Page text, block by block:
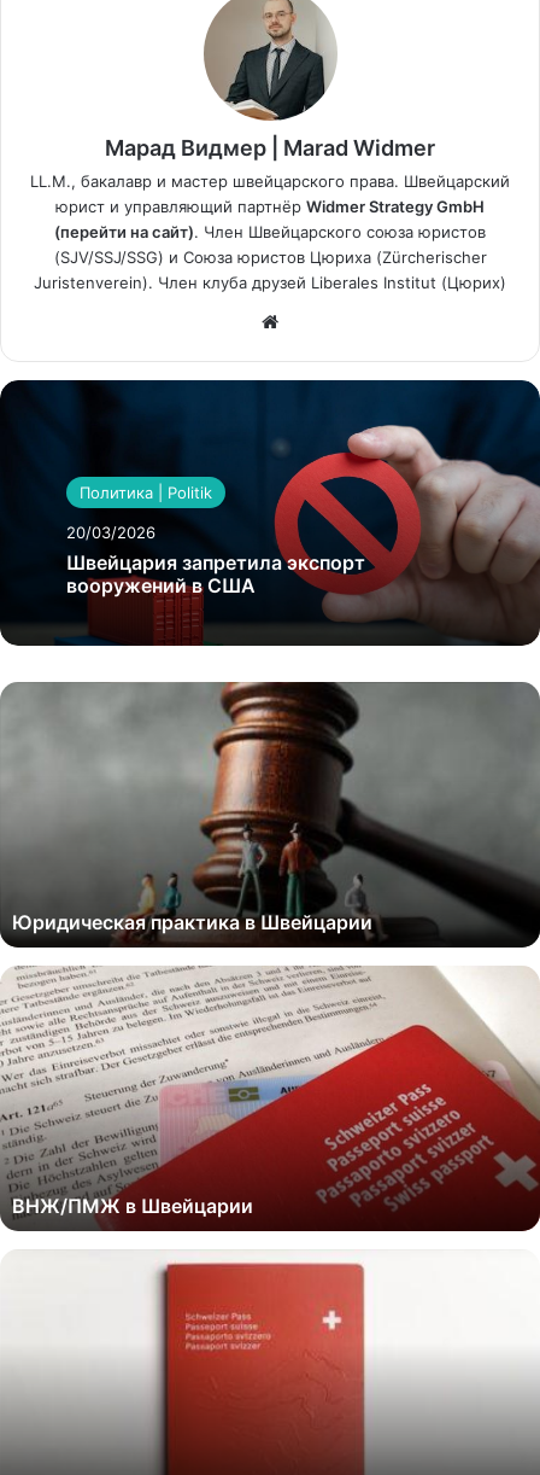
Марад Видмер | Marad Widmer
LL.M., бакалавр и мастер швейцарского права. Швейцарский
юрист и управляющий партнёр Widmer Strategy GmbH
(перейти на сайт). Член Швейцарского союза юристов
(SJV/SSJ/SSG) и Союза юристов Цюриха (Zürcherischer
Juristenverein). Член клуба друзей Liberales Institut (Цюрих)
Политика | Politik
20/03/2026
Швейцария запретила экспорт
вооружений в США
Юридическая практика в Швейцарии
ВНЖ/ПМЖ в Швейцарии